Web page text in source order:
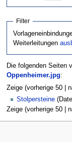
Filter
Weiterleitungen
Die folgenden Seiten
Oppenheimer.jpg:
Zeige (vorherige 50 |
Stolpersteine
Zeige (vorherige 50 |